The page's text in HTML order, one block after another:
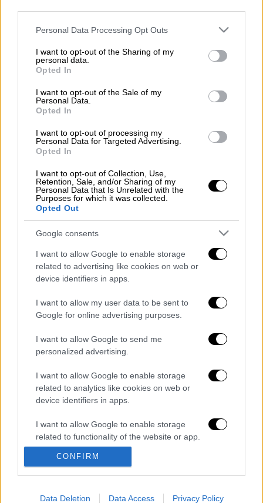
Please note that this website/app uses one or more Google
not limited to your visit or usage behaviour. You may click to
grant or deny consent to Google and its third-party tags to
use your data for below specified purposes in below Google
consent section.
Personal Data Processing Opt Outs
I want to opt-out of the Sharing of my
personal data.
Opted In
I want to opt-out of the Sale of my
Personal Data.
Opted In
I want to opt-out of processing my
Personal Data for Targeted Advertising.
Opted In
I want to opt-out of Collection, Use,
Retention, Sale, and/or Sharing of my
Personal Data that Is Unrelated with the
Purposes for which it was collected.
Opted Out
Google consents
I want to allow Google to enable storage
related to advertising like cookies on web or
device identifiers in apps.
I want to allow my user data to be sent to
Google for online advertising purposes.
I want to allow Google to send me
personalized advertising.
I want to allow Google to enable storage
related to analytics like cookies on web or
device identifiers in apps.
I want to allow Google to enable storage
related to functionality of the website or app.
I want to allow Google to enable storage
related to personalization.
I want to allow Google to enable storage
CONFIRM
Data Deletion Data Access Privacy Policy
Στην αντίπερα όχθη περίπου 240.000
εργαζόμενοι λαμβάνουν έως 500 ευρώ
μηνιαίως...
εξέλιξη του κατώτατου μισθού στην Ελλάδα
είναι μια… πονεμένη ιστορία. Διαβάστε
περισσότερα μ' ένα κλικ στο
menshouse.gr
Τα σχολιά σας δημοσιεύονται άμεσα με δική σας ευθύνη. Το
ΕΘΝΟΣ θα παρεμβαίνει και τα προσβλητικά σχόλια θα
Διαβάστε ακόμη
Σοκαριστικό βίντεο από το τροχαίο στις
Σέρρες που σκοτώθηκαν μητέρα και γιος:
Νέα κλιμάκωση: Η Μόσχα δείχνει «άμεση
εμπλοκή» του ΝΑΤΟ σε επιθέσεις σε
«εγκέφαλος»
«Χρειάζομαι βοήθεια»: Η πρώτη δήλωση
του Πέρεζ Χίλτον μετά τον live
αυτοτραυματισμό στο TikTok
Ιουλίας Καλλιμάνη όταν της πέταξαν